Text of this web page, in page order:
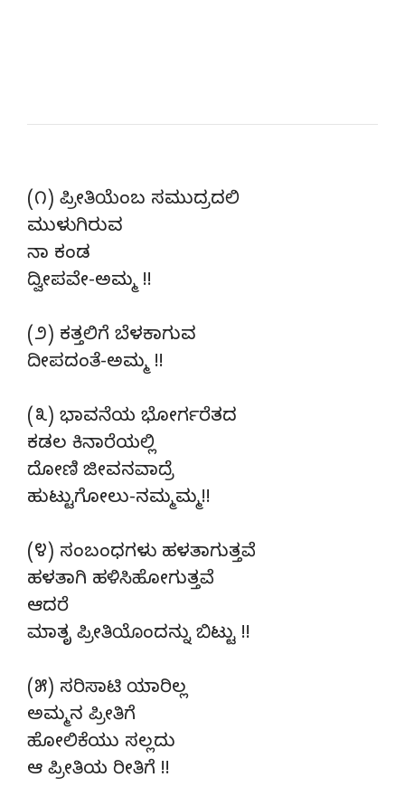
(೧) ಪ್ರೀತಿಯೆಂಬ ಸಮುದ್ರದಲಿ
ಮುಳುಗಿರುವ
ನಾ ಕಂಡ
ದ್ವೀಪವೇ-ಅಮ್ಮ !!
(೨) ಕತ್ತಲಿಗೆ ಬೆಳಕಾಗುವ
ದೀಪದಂತೆ-ಅಮ್ಮ !!
(೩) ಭಾವನೆಯ ಭೋರ್ಗರೆತದ
ಕಡಲ ಕಿನಾರೆಯಲ್ಲಿ
ದೋಣಿ ಜೀವನವಾದ್ರೆ
ಹುಟ್ಟುಗೋಲು-ನಮ್ಮಮ್ಮ!!
(೪) ಸಂಬಂಧಗಳು ಹಳತಾಗುತ್ತವೆ
ಹಳತಾಗಿ ಹಳಿಸಿಹೋಗುತ್ತವೆ
ಆದರೆ
ಮಾತೃ ಪ್ರೀತಿಯೊಂದನ್ನು ಬಿಟ್ಟು !!
(೫) ಸರಿಸಾಟಿ ಯಾರಿಲ್ಲ
ಅಮ್ಮನ ಪ್ರೀತಿಗೆ
ಹೋಲಿಕೆಯು ಸಲ್ಲದು
ಆ ಪ್ರೀತಿಯ ರೀತಿಗೆ !!